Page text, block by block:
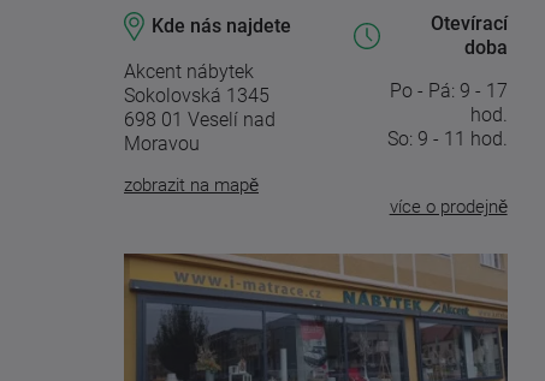
Kde nás najdete
Akcent nábytek
Sokolovská 1345
698 01 Veselí nad
Moravou
zobrazit na mapě
Otevírací
doba
Po - Pá: 9 - 17
hod.
So: 9 - 11 hod.
více o prodejně